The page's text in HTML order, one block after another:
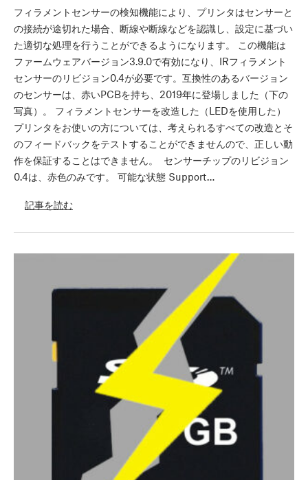
フィラメントセンサーの検知機能により、プリンタはセンサーと
の接続が途切れた場合、断線や断線などを認識し、設定に基づい
た適切な処理を行うことができるようになります。 この機能は
ファームウェアバージョン3.9.0で有効になり、IRフィラメント
センサーのリビジョン0.4が必要です。互換性のあるバージョン
のセンサーは、赤いPCBを持ち、2019年に登場しました（下の
写真）。 フィラメントセンサーを改造した（LEDを使用した）
プリンタをお使いの方については、考えられるすべての改造とそ
のフィードバックをテストすることができませんので、正しい動
作を保証することはできません。 センサーチップのリビジョン
0.4は、赤色のみです。 可能な状態 Support…
記事を読む